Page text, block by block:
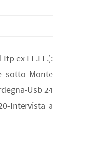
ex EE.LL.):
sotto Monte
Usb 24
Intervista a